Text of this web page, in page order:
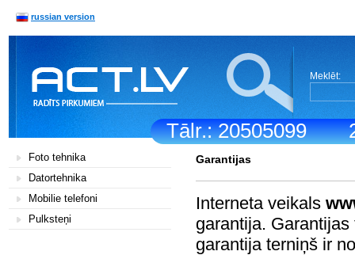
Tālr.: 20505099
russian version
Meklēt:
Foto tehnika
Datortehnika
Mobilie telefoni
Pulksteņi
Garantijas
Interneta veikals
garantija.
garantija terniņš ir